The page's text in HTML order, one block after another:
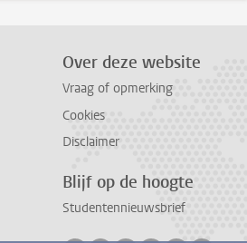
Over deze website
Vraag of opmerking
Cookies
Disclaimer
Blijf op de hoogte
Studentennieuwsbrief